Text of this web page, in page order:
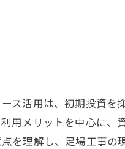
ス活用は、初期投資を
用メリットを中心に、
を理解し、足場工事の